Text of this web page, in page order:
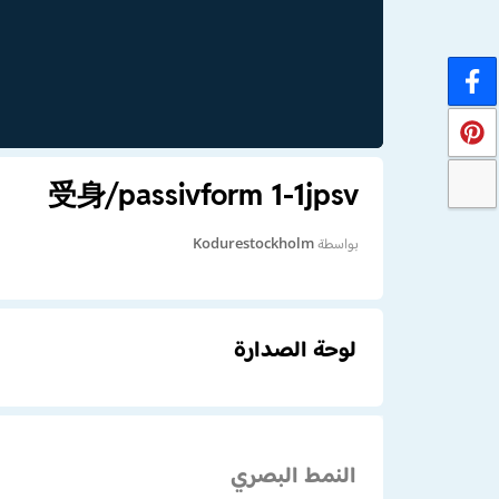
受身/passivform 1-1jpsv
بواسطةKodurestockholm
لوحة الصدارة
النمط البصري